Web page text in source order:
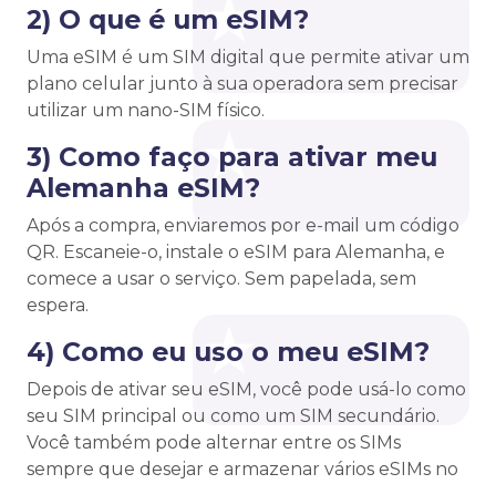
2) O que é um eSIM?
Uma eSIM é um SIM digital que permite ativar um
plano celular junto à sua operadora sem precisar
utilizar um nano-SIM físico.
3) Como faço para ativar meu
Alemanha eSIM?
Após a compra, enviaremos por e-mail um código
QR. Escaneie-o, instale o eSIM para Alemanha, e
comece a usar o serviço. Sem papelada, sem
espera.
4) Como eu uso o meu eSIM?
Depois de ativar seu eSIM, você pode usá-lo como
seu SIM principal ou como um SIM secundário.
Você também pode alternar entre os SIMs
sempre que desejar e armazenar vários eSIMs no